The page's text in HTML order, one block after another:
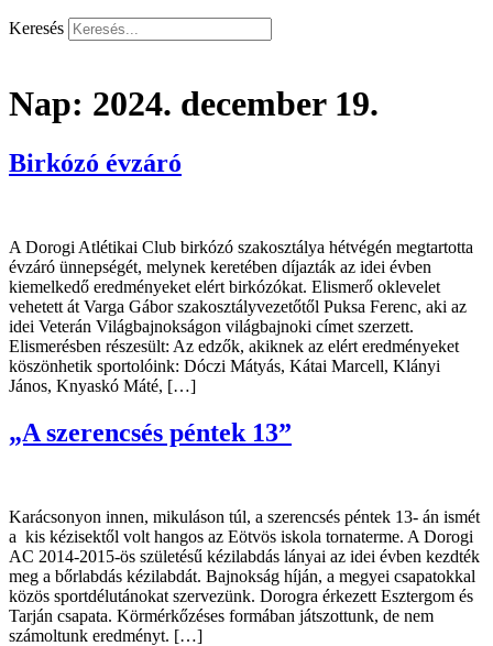
Keresés
Nap: 2024. december 19.
Birkózó évzáró
A Dorogi Atlétikai Club birkózó szakosztálya hétvégén megtartotta
évzáró ünnepségét, melynek keretében díjazták az idei évben
kiemelkedő eredményeket elért birkózókat. Elismerő oklevelet
vehetett át Varga Gábor szakosztályvezetőtől Puksa Ferenc, aki az
idei Veterán Világbajnokságon világbajnoki címet szerzett.
Elismerésben részesült: Az edzők, akiknek az elért eredményeket
köszönhetik sportolóink: Dóczi Mátyás, Kátai Marcell, Klányi
János, Knyaskó Máté, […]
„A szerencsés péntek 13”
Karácsonyon innen, mikuláson túl, a szerencsés péntek 13- án ismét
a kis kézisektől volt hangos az Eötvös iskola tornaterme. A Dorogi
AC 2014-2015-ös születésű kézilabdás lányai az idei évben kezdték
meg a bőrlabdás kézilabdát. Bajnokság híján, a megyei csapatokkal
közös sportdélutánokat szervezünk. Dorogra érkezett Esztergom és
Tarján csapata. Körmérkőzéses formában játszottunk, de nem
számoltunk eredményt. […]